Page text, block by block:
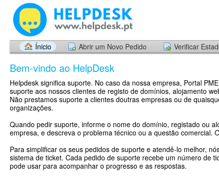
Ínicio Abrir um Novo Pedido Verificar
Bem-vindo ao HelpDesk
Helpdesk significa suporte. No caso da nossa empresa, Portal
suporte aos nossos clientes de registo de domínios, alojamento
Não prestamos suporte a clientes doutras empresas ou de
organizações.
Quando pedir suporte, informe o nome do domínio, registado ou
empresa, e descreva o problema técnico ou a questão comercial.
Para simplificar os seus pedidos de suporte e atendê-lo melhor,
sistema de ticket. Cada pedido de suporte recebe um número de
pode usar para acompanhar o progresso e as respostas.